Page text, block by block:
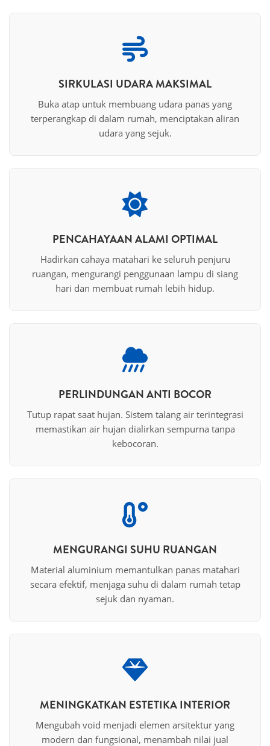
SIRKULASI UDARA MAKSIMAL
Buka atap untuk membuang udara panas yang
terperangkap di dalam rumah, menciptakan aliran
udara yang sejuk.
PENCAHAYAAN ALAMI OPTIMAL
Hadirkan cahaya matahari ke seluruh penjuru
ruangan, mengurangi penggunaan lampu di siang
hari dan membuat rumah lebih hidup.
PERLINDUNGAN ANTI BOCOR
Tutup rapat saat hujan. Sistem talang air terintegrasi
memastikan air hujan dialirkan sempurna tanpa
kebocoran.
MENGURANGI SUHU RUANGAN
Material aluminium memantulkan panas matahari
secara efektif, menjaga suhu di dalam rumah tetap
sejuk dan nyaman.
MENINGKATKAN ESTETIKA INTERIOR
Mengubah void menjadi elemen arsitektur yang
modern dan fungsional, menambah nilai jual